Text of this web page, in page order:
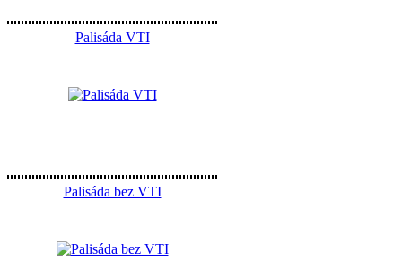
Palisáda VTI
Palisáda bez VTI